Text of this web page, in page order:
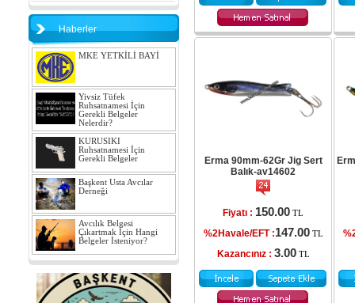
Haberler
MKE YETKİLİ BAYİ
Yivsiz Tüfek
Ruhsatnamesi İçin
Gerekli Belgeler
Nelerdir?
KURUSIKI
Ruhsatnamesi İçin
Gerekli Belgeler
Başkent Usta Avcılar
Derneği
Avcılık Belgesi
Çıkartmak İçin Hangi
Belgeler İsteniyor?
Erma 90mm-62Gr Jig Sert
Balık-av14602
Fiyatı : 150.00 TL
%2Havale/EFT :147.00 TL
Kazancınız : 3.00 TL